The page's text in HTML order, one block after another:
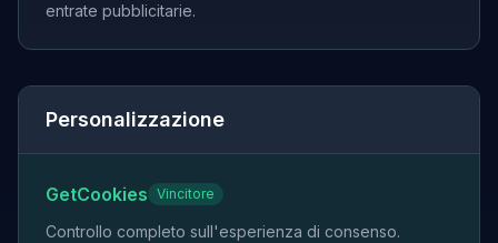
entrate pubblicitarie.
Personalizzazione
GetCookies Vincitore
Controllo completo sull'esperienza di consenso.